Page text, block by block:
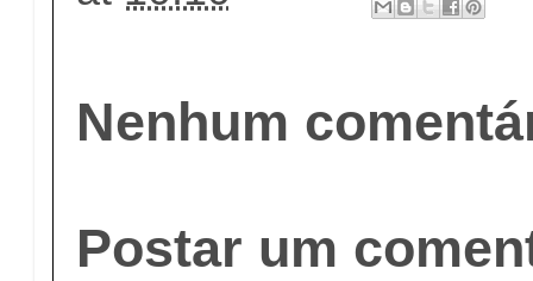
Nenhum
Postar um